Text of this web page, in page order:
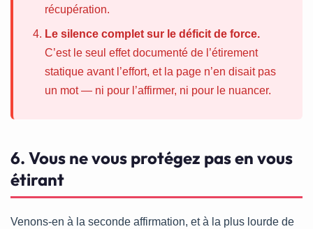
récupération.
Le silence complet sur le déficit de force.
C’est le seul effet documenté de l’étirement
statique avant l’effort, et la page n’en disait pas
un mot — ni pour l’affirmer, ni pour le nuancer.
6. Vous ne vous protégez pas en vous
étirant
Venons-en à la seconde affirmation, et à la plus lourde de